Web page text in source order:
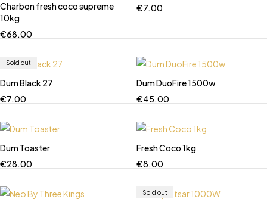
Charbon fresh coco supreme
10kg
€68.00
€7.00
Sold out
Dum Black 27
€7.00
Dum DuoFire 1500w
€45.00
Dum Toaster
€28.00
Fresh Coco 1kg
€8.00
Sold out